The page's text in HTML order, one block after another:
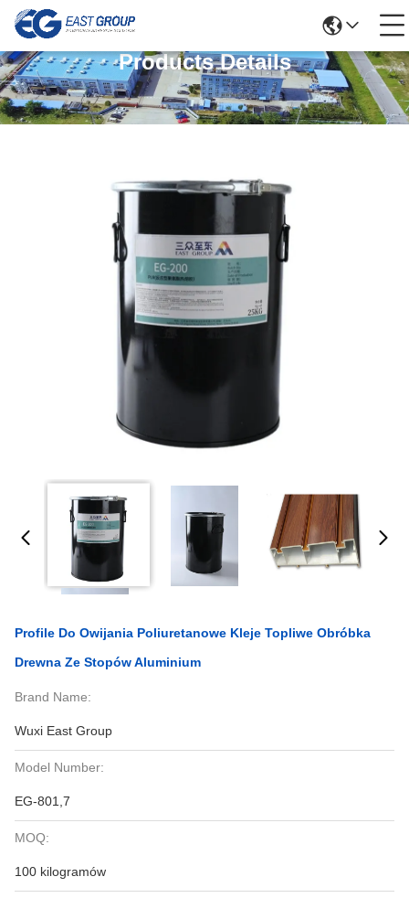
Products Details
Profile Do Owijania Poliuretanowe Kleje Topliwe Obróbka
Drewna Ze Stopów Aluminium
Brand Name:
Wuxi East Group
Model Number:
EG-801,7
MOQ:
100 kilogramów